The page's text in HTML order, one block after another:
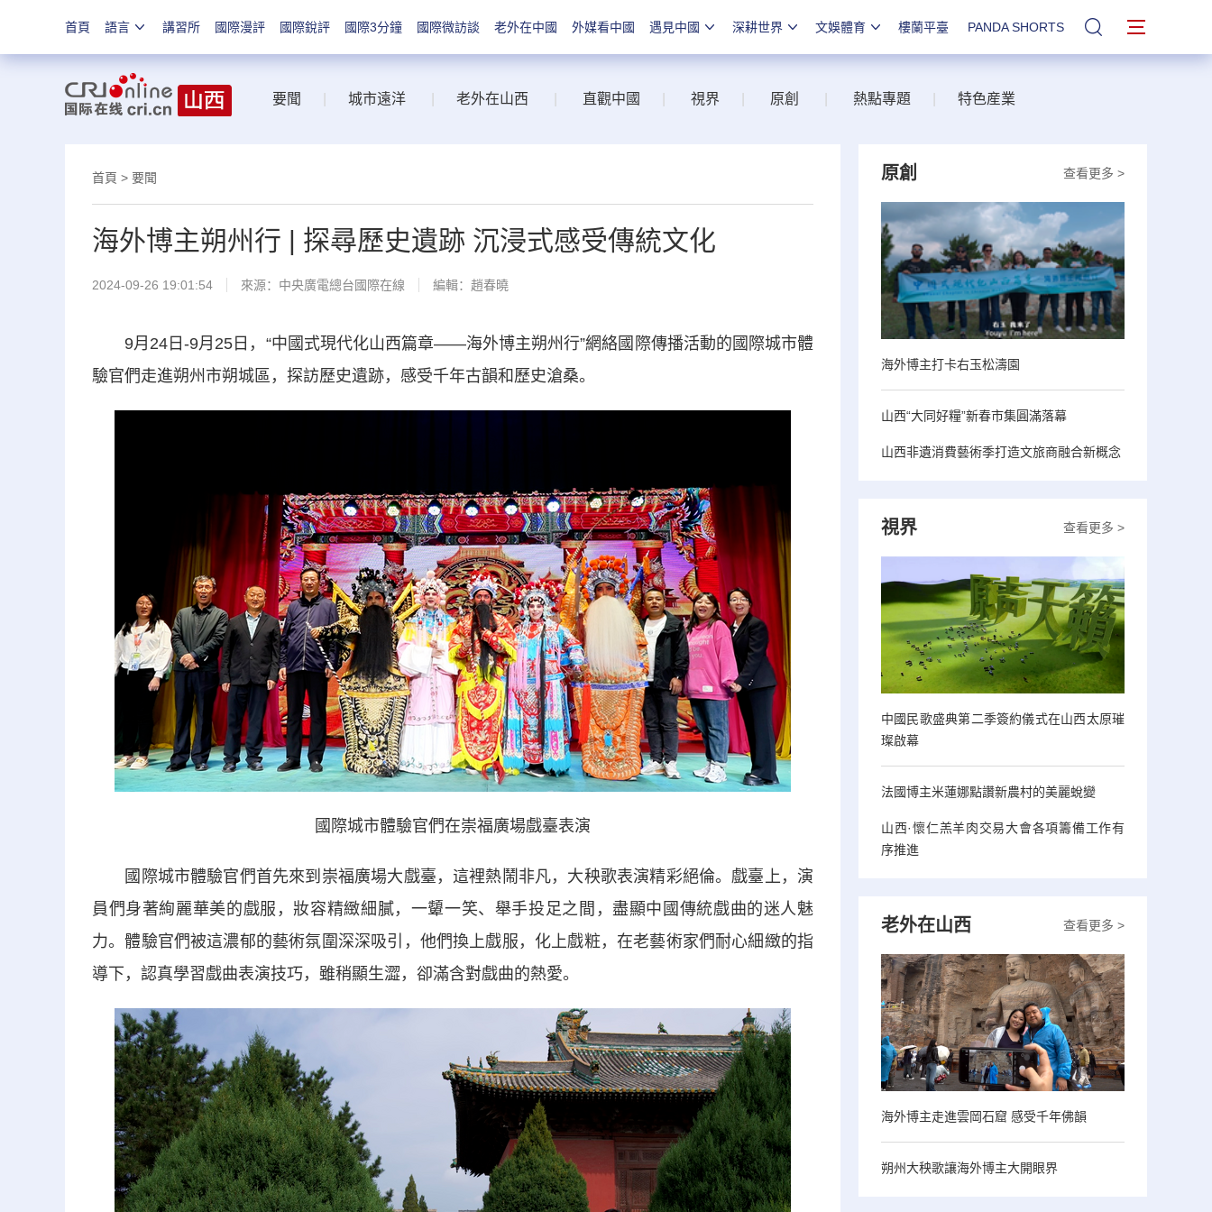
首頁 語言 講習所 國際漫評 國際銳評 國際3分鐘 國際微訪談 老外在中國 外媒看中國 遇見中國 深耕世界 文娛體育 樓蘭平臺 PANDA SHORTS 站內搜索
要聞 城市遠洋 老外在山西 直觀中國 視界 原創 熱點專題 特色産業
首頁 > 要聞
海外博主朔州行 | 探尋歷史遺跡 沉浸式感受傳統文化
2024-09-26 19:01:54 來源：中央廣電總台國際在線 編輯：趙春曉
9月24日-9月25日，“中國式現代化山西篇章——海外博主朔州行”網絡國際傳播活動的國際城市體
驗官們走進朔州市朔城區，探訪歷史遺跡，感受千年古韻和歷史滄桑。
國際城市體驗官們在崇福廣場戲臺表演
國際城市體驗官們首先來到崇福廣場大戲臺，這裡熱鬧非凡，大秧歌表演精彩絕倫。戲臺上，演
員們身著絢麗華美的戲服，妝容精緻細膩，一顰一笑、舉手投足之間，盡顯中國傳統戲曲的迷人魅
力。體驗官們被這濃郁的藝術氛圍深深吸引，他們換上戲服，化上戲粧，在老藝術家們耐心細緻的指
導下，認真學習戲曲表演技巧，雖稍顯生澀，卻滿含對戲曲的熱愛。
查看更多 >
原創
海外博主打卡右玉松濤園
山西“大同好糧”新春市集圓滿落幕
山西非遺消費藝術季打造文旅商融合新概念
查看更多 >
視界
中國民歌盛典第二季簽約儀式在山西太原璀
璨啟幕
法國博主米蓮娜點讚新農村的美麗蛻變
山西·懷仁羔羊肉交易大會各項籌備工作有
序推進
查看更多 >
老外在山西
海外博主走進雲岡石窟 感受千年佛韻
朔州大秧歌讓海外博主大開眼界